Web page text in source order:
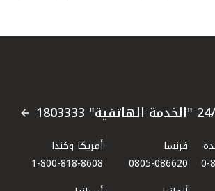
0-
فرنسا
0805-086620
أمريكا وكندا
1-800-818-8608